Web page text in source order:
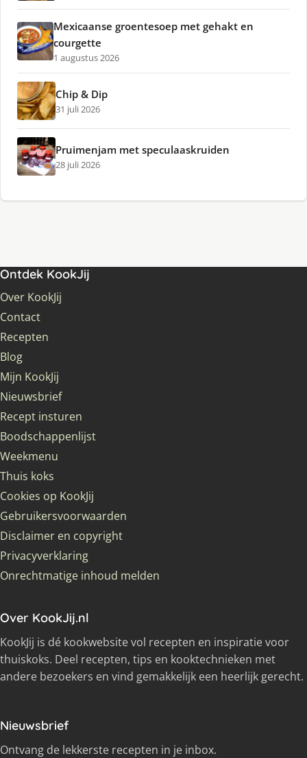
Mexicaanse groentesoep met gehakt en
courgette
1 augustus 2026
Chip & Dip
31 juli 2026
Pruimenjam met speculaaskruiden
28 juli 2026
Ontdek KookJij
Over KookJij
Contact
Recepten
Blog
Mijn KookJij
Nieuwsbrief
Recept insturen
Boodschappenlijst
Weekmenu
Thuis koks
Cookies op KookJij
Gebruikersvoorwaarden
Disclaimer en copyright
Privacyverklaring
Onrechtmatige inhoud melden
Over KookJij.nl
KookJij is dé kookwebsite vol recepten en inspiratie voor
thuiskoks. Deel recepten, tips en kooktechnieken met
andere bezoekers en vind gemakkelijk een heerlijk gerecht.
Nieuwsbrief
Ontvang de lekkerste recepten in je inbox.